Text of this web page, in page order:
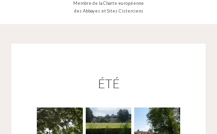
Membre de la Charte européenne
des Abbayes et Sites Cisterciens
ÉTÉ